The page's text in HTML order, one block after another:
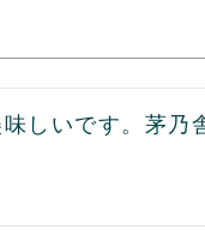
しいです。茅乃